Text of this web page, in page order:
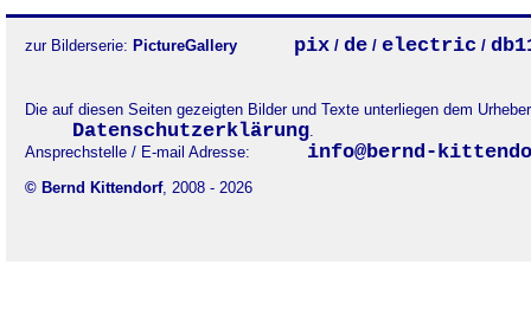
zur Bilderserie: PictureGallery pix / de / electric /
Die auf diesen Seiten gezeigten Bilder und Texte unterliegen dem
Datenschutzerklärung.
Ansprechstelle / E-mail Adresse:
info@bernd-
© Bernd Kittendorf, 2008 - 2026